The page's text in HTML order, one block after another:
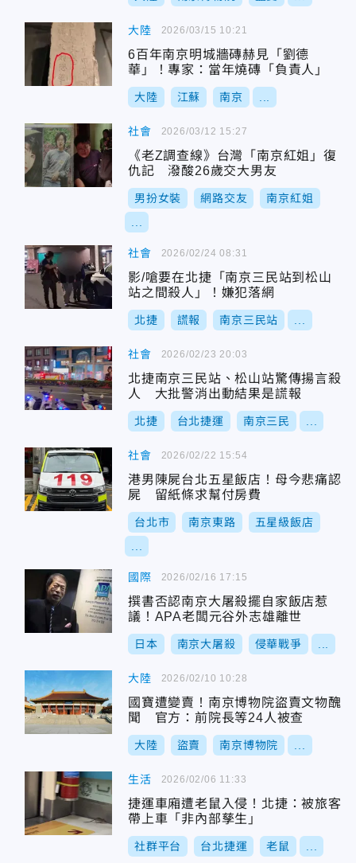
大陸
6百年南京明城牆磚赫見「劉德
華」！專家：當年燒磚「負責人」
大陸 江蘇 南京
2026/03/15 10:21
社會
《老Z調查線》台灣「南京紅姐」復
仇記 潑酸26歲交大男友
男扮女裝 網路交友 南京紅姐
2026/03/12 15:27
社會
影/嗆要在北捷「南京三民站到松山
站之間殺人」！嫌犯落網
北捷 謊報 南京三民站
2026/02/24 08:31
社會
北捷南京三民站、松山站驚傳揚言殺
人 大批警消出動結果是謊報
北捷 台北捷運 南京三民
2026/02/23 20:03
社會
港男陳屍台北五星飯店！母今悲痛認
屍 留紙條求幫付房費
台北市 南京東路 五星級飯店
2026/02/22 15:54
國際
撰書否認南京大屠殺擺自家飯店惹
議！APA老闆元谷外志雄離世
日本 南京大屠殺 侵華戰爭
2026/02/16 17:15
大陸
國寶遭變賣！南京博物院盜賣文物醜
聞 官方：前院長等24人被查
大陸 盜賣 南京博物院
2026/02/10 10:28
生活
捷運車廂遭老鼠入侵！北捷：被旅客
帶上車「非內部孳生」
社群平台 台北捷運 老鼠
2026/02/06 11:33